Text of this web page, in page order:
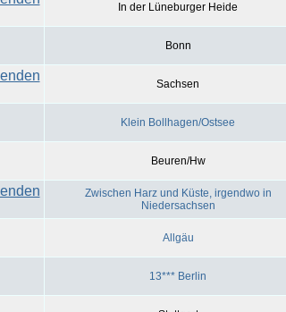
In der Lüneburger Heide
Bonn
Sachsen
Klein Bollhagen/Ostsee
Beuren/Hw
Zwischen Harz und Küste, irgendwo in
Niedersachsen
Allgäu
13*** Berlin